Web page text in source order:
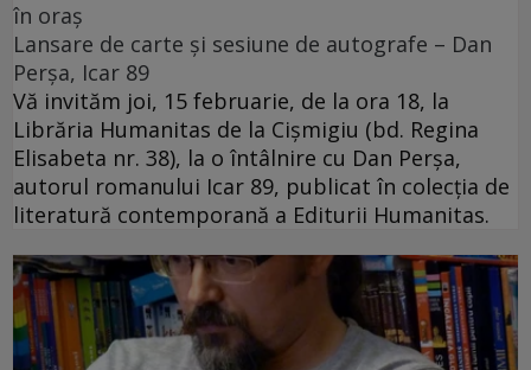
în oraș
Lansare de carte și sesiune de autografe – Dan
Perșa, Icar 89
Vă invităm joi, 15 februarie, de la ora 18, la
Librăria Humanitas de la Cişmigiu (bd. Regina
Elisabeta nr. 38), la o întâlnire cu Dan Perșa,
autorul romanului Icar 89, publicat în colecția de
literatură contemporană a Editurii Humanitas.